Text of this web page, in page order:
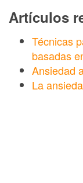
Artículos
Técnicas
basadas
Ansiedad
La